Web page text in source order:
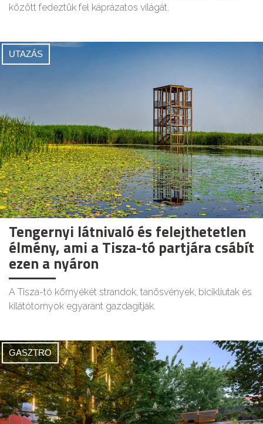
között fedeztük fel káprázatos világát.
UTAZÁS
Tengernyi látnivaló és felejthetetlen
élmény, ami a Tisza-tó partjára csábít
ezen a nyáron
A Tisza-tó környékét strandok, tanösvények, bicikliutak és
kilátótornyok egyaránt gazdagítják.
GASZTRO